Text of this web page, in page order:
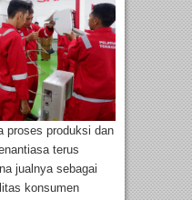
proses produksi dan
terus
jualnya sebagai
konsumen